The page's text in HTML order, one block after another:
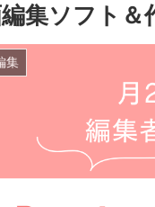
集ソフト＆
集